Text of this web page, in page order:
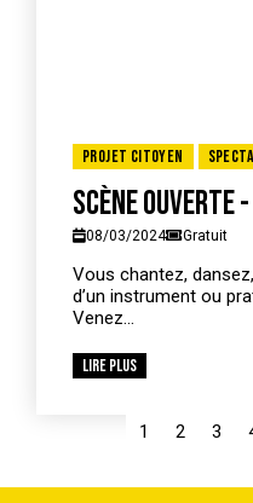
Projet citoyen
Scène ouverte
08/03/2024 Gratuit
Vous chantez,
d’un instrument ou
Venez...
Lire plus
1 2 3